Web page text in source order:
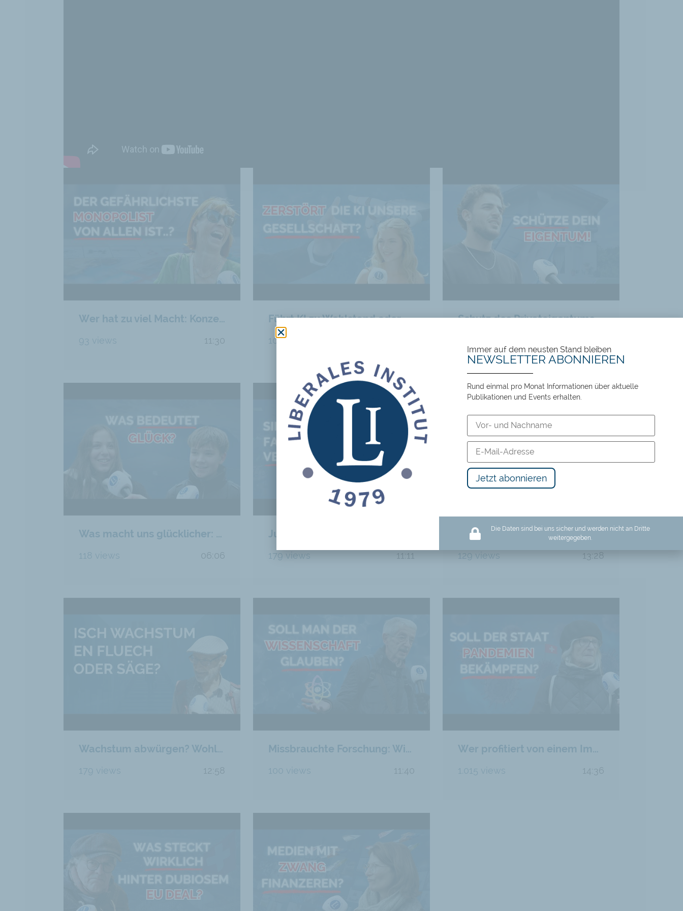
Wer hat zu viel Macht: Konzerne oder der Staat?
93 views 11:30
Führt KI zu Wohlstand oder Massenarbeitslosigkeit?
106 views
Schutz des Privateigentums oder Barbarei: Wir haben die Wahl
Was macht uns glücklicher: Mehr Freiheit oder mehr Staat?
118 views 06:06 179 views 11:11
Wer ist der wahre Ausbeuter: Unternehmen oder der Staat?
129 views 13:28
Wachstum abwürgen? Wohlstand vs. Armut für alle
179 views 12:58
Missbrauchte Forschung: Wie glaubwürdig ist Wissenschaft heute noch?
100 views 11:40
Wer profitiert von einem Impfzwang: Der Bürger oder der Staat?
1.015 views 14:36
Immer auf dem neusten Stand bleiben
NEWSLETTER ABONNIEREN
Rund einmal pro Monat Informationen über aktuelle
Publikationen und Events erhalten.
Die Daten sind bei uns sicher und werden nicht an Dritte
weitergegeben.